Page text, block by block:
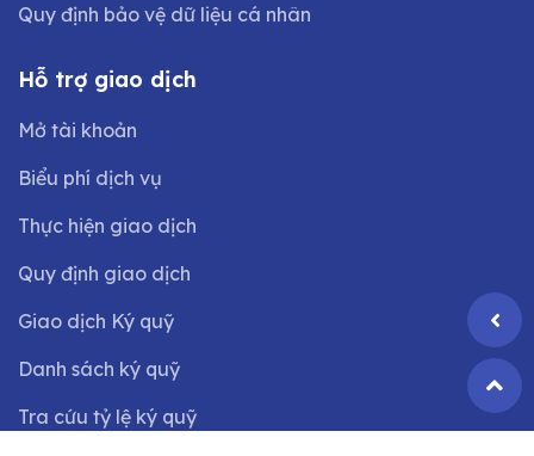
Quy định bảo vệ dữ liệu cá nhân
Hỗ trợ giao dịch
Mở tài khoản
Biểu phí dịch vụ
Thực hiện giao dịch
Quy định giao dịch
Giao dịch Ký quỹ
Danh sách ký quỹ
Tra cứu tỷ lệ ký quỹ